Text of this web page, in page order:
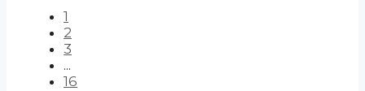
1
2
3
...
16